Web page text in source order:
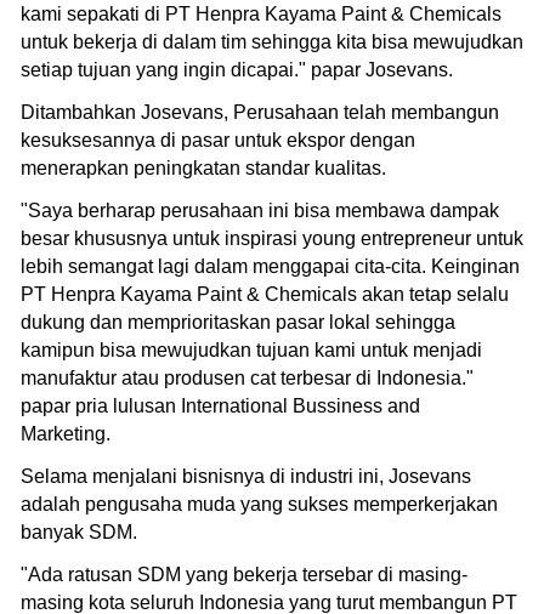
kami sepakati di PT Henpra Kayama Paint & Chemicals
untuk bekerja di dalam tim sehingga kita bisa mewujudkan
setiap tujuan yang ingin dicapai." papar Josevans.
Ditambahkan Josevans, Perusahaan telah membangun
kesuksesannya di pasar untuk ekspor dengan
menerapkan peningkatan standar kualitas.
"Saya berharap perusahaan ini bisa membawa dampak
besar khususnya untuk inspirasi young entrepreneur untuk
lebih semangat lagi dalam menggapai cita-cita. Keinginan
PT Henpra Kayama Paint & Chemicals akan tetap selalu
dukung dan memprioritaskan pasar lokal sehingga
kamipun bisa mewujudkan tujuan kami untuk menjadi
manufaktur atau produsen cat terbesar di Indonesia."
papar pria lulusan International Bussiness and
Marketing.
Selama menjalani bisnisnya di industri ini, Josevans
adalah pengusaha muda yang sukses memperkerjakan
banyak SDM.
"Ada ratusan SDM yang bekerja tersebar di masing-
masing kota seluruh Indonesia yang turut membangun PT